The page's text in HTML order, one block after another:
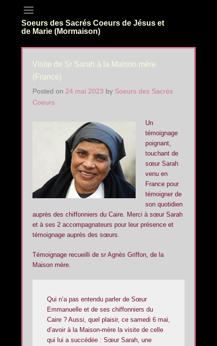
Soeurs des Sacrés Coeurs de Jésus et
de Marie (Mormaison)
Visite de Sr Sarah à la Maison mère
(France)
Posted on 24 mai 2023 by Soeurs des Sacrés
Coeurs
Un
témoignage
poignant,
touchant de
sœur Sarah
venu en
France pour
témoigner de
son quotidien
auprès des chiffonniers du Caire. Merci à sœur Sarah
et à ses 2 accompagnateurs pour leur présence et
témoignage auprès des sœurs.
Témoignage recueilli de sr Agnès Griffon, de la
Maison mère.
Qui n’a pas entendu parler de Sœur
Emmanuelle et de ses chiffonniers du
Caire ? Aussi, quel plaisir, ce samedi 6 mai,
d’avoir à la Maison-mère la visite de celle
qui lui a succédée : Sœur Sarah, une